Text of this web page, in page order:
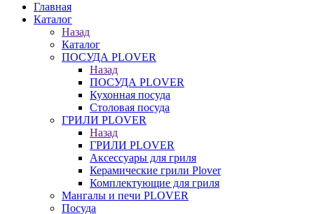
Главная
Каталог
Назад
Каталог
ПОСУДА PLOVER
Назад
ПОСУДА PLOVER
Кухонная посуда
Столовая посуда
ГРИЛИ PLOVER
Назад
ГРИЛИ PLOVER
Аксессуары для гриля
Керамические грили Plover
Комплектующие для гриля
Мангалы и печи PLOVER
Посуда